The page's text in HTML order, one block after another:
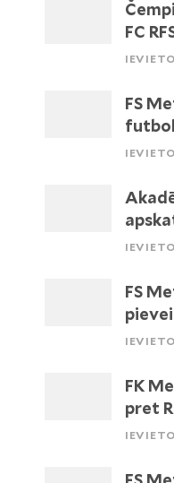
FC
FS
FS
FK
pret